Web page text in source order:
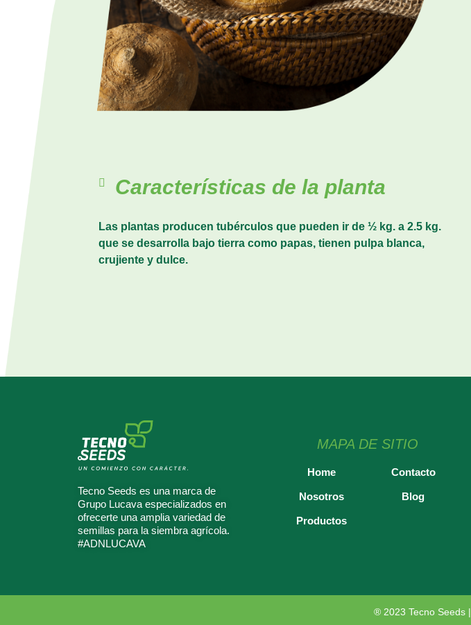
Características de la planta
Las plantas producen tubérculos que pueden ir de ½ kg. a 2.5 kg.
que se desarrolla bajo tierra como papas, tienen pulpa blanca,
crujiente y dulce.
Tecno Seeds es una marca de
Grupo Lucava especializados en
ofrecerte una amplia variedad de
semillas para la siembra agrícola.
#ADNLUCAVA
MAPA DE SITIO
Home
Nosotros
Productos
Contacto
Blog
® 2023 Tecno Seeds |